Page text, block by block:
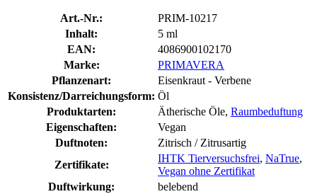
Art.-Nr.:
PRIM-10217
Inhalt:
5 ml
EAN:
4086900102170
Marke:
PRIMAVERA
Pflanzenart:
Eisenkraut - Verbene
Konsistenz/Darreichungsform: Öl
Produktarten:
Ätherische Öle, Raumbeduftung
Eigenschaften:
Vegan
Duftnoten:
Zitrisch / Zitrusartig
Zertifikate:
IHTK Tierversuchsfrei, NaTrue,
Vegan ohne Zertifikat
Duftwirkung:
belebend